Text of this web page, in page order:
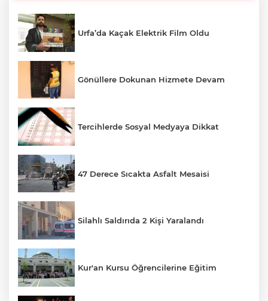
Urfa’da Kaçak Elektrik Film Oldu
Gönüllere Dokunan Hizmete Devam
Tercihlerde Sosyal Medyaya Dikkat
47 Derece Sıcakta Asfalt Mesaisi
Silahlı Saldırıda 2 Kişi Yaralandı
Kur'an Kursu Öğrencilerine Eğitim